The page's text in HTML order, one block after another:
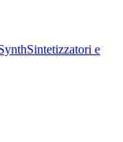
Sintetizzatori e